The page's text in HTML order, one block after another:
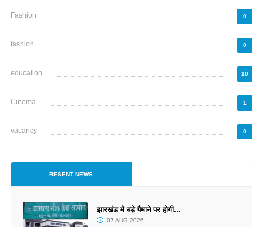
Fashion 0
fashion 0
education 10
Cinema 1
vacancy 0
RESENT NEWS
झारखंड में बड़े पैमाने पर होगी...
07 AUG,2026